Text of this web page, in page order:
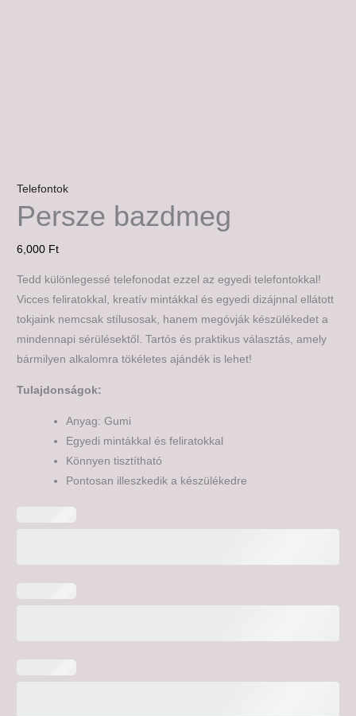
Telefontok
Persze bazdmeg
6,000 Ft
Tedd különlegessé telefonodat ezzel az egyedi telefontokkal!
Vicces feliratokkal, kreatív mintákkal és egyedi dizájnnal ellátott
tokjaink nemcsak stílusosak, hanem megóvják készülékedet a
mindennapi sérülésektől. Tartós és praktikus választás, amely
bármilyen alkalomra tökéletes ajándék is lehet!
Tulajdonságok:
Anyag: Gumi
Egyedi mintákkal és feliratokkal
Könnyen tisztítható
Pontosan illeszkedik a készülékedre